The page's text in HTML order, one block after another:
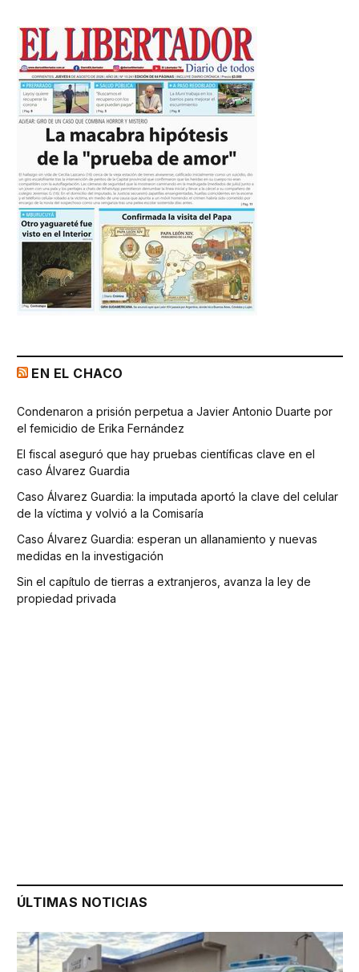
EN EL CHACO
Condenaron a prisión perpetua a Javier Antonio Duarte por
el femicidio de Erika Fernández
El fiscal aseguró que hay pruebas científicas clave en el
caso Álvarez Guardia
Caso Álvarez Guardia: la imputada aportó la clave del celular
de la víctima y volvió a la Comisaría
Caso Álvarez Guardia: esperan un allanamiento y nuevas
medidas en la investigación
Sin el capítulo de tierras a extranjeros, avanza la ley de
propiedad privada
ÚLTIMAS NOTICIAS